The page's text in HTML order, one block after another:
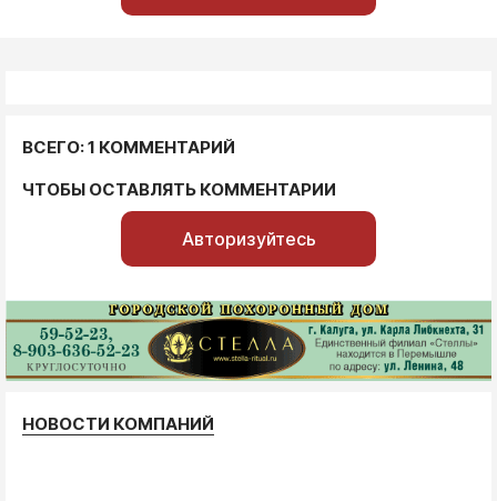
ВСЕГО: 1 КОММЕНТАРИЙ
ЧТОБЫ ОСТАВЛЯТЬ КОММЕНТАРИИ
Авторизуйтесь
НОВОСТИ КОМПАНИЙ